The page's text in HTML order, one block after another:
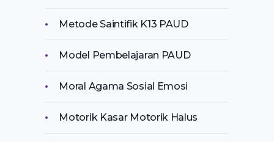
Metode Saintifik K13 PAUD
Model Pembelajaran PAUD
Moral Agama Sosial Emosi
Motorik Kasar Motorik Halus